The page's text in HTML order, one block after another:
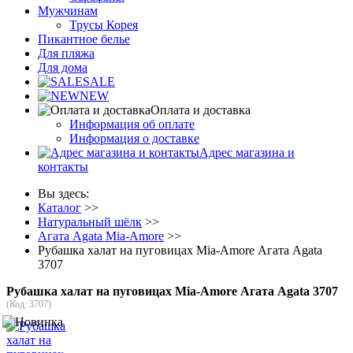
Мужчинам
Трусы Корея
Пикантное белье
Для пляжа
Для дома
SALE
NEW
Оплата и доставка
Информация об оплате
Информация о доставке
Адрес магазина и
контакты
Вы здесь:
Каталог >>
Натуральный шёлк >>
Агата Agata Mia-Amore >>
Рубашка халат на пуговицах Mia-Amore Агата Agata
3707
Рубашка халат на пуговицах Mia-Amore Агата Agata 3707
(Код: 3707)